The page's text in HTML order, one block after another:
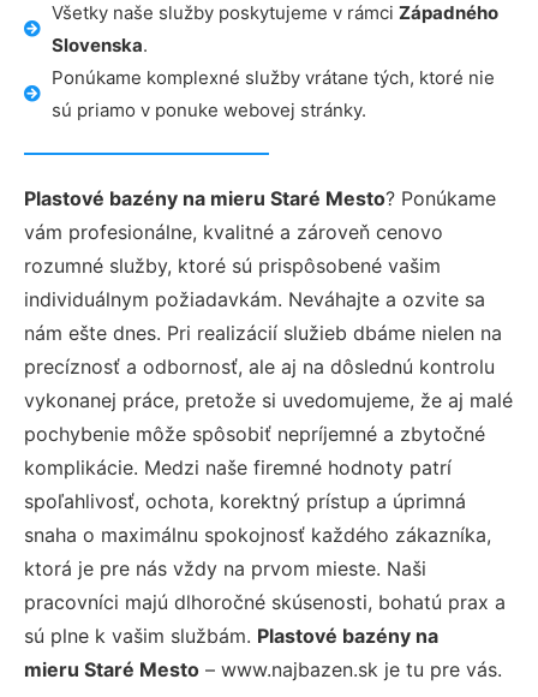
Všetky naše služby poskytujeme v rámci Západného
Slovenska.
Ponúkame komplexné služby vrátane tých, ktoré nie
sú priamo v ponuke webovej stránky.
Plastové bazény na mieru Staré Mesto? Ponúkame
vám profesionálne, kvalitné a zároveň cenovo
rozumné služby, ktoré sú prispôsobené vašim
individuálnym požiadavkám. Neváhajte a ozvite sa
nám ešte dnes. Pri realizácií služieb dbáme nielen na
precíznosť a odbornosť, ale aj na dôslednú kontrolu
vykonanej práce, pretože si uvedomujeme, že aj malé
pochybenie môže spôsobiť nepríjemné a zbytočné
komplikácie. Medzi naše firemné hodnoty patrí
spoľahlivosť, ochota, korektný prístup a úprimná
snaha o maximálnu spokojnosť každého zákazníka,
ktorá je pre nás vždy na prvom mieste. Naši
pracovníci majú dlhoročné skúsenosti, bohatú prax a
sú plne k vašim službám. Plastové bazény na
mieru Staré Mesto – www.najbazen.sk je tu pre vás.